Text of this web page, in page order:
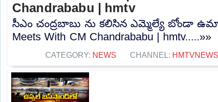
Chandrababu | hmtv
సీఎం చంద్రబాబు ను కలిసిన ఎమ్మెల్యే బోండా ఉమా
Meets With CM Chandrababu | hmtv.....»»
CATEGORY: NEWS CHANNEL: HMTVNEWS